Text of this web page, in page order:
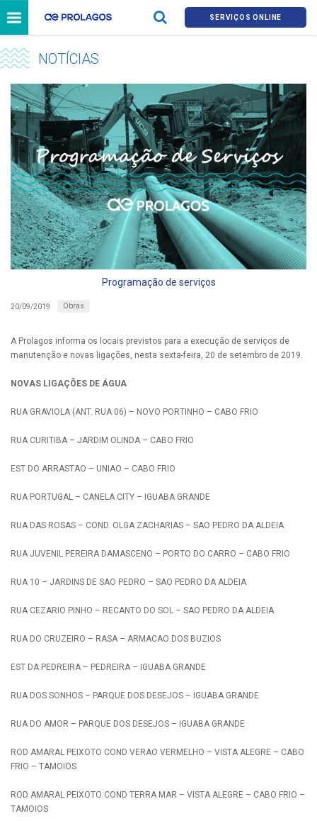
SERVIÇOS ONLINE
NOTÍCIAS
Programação de serviços
20/09/2019 Obras
A Prolagos informa os locais previstos para a execução de serviços de
manutenção e novas ligações, nesta sexta-feira, 20 de setembro de 2019.
NOVAS LIGAÇÕES DE ÁGUA
RUA GRAVIOLA (ANT. RUA 06) – NOVO PORTINHO – CABO FRIO
RUA CURITIBA – JARDIM OLINDA – CABO FRIO
EST DO ARRASTAO – UNIAO – CABO FRIO
RUA PORTUGAL – CANELA CITY – IGUABA GRANDE
RUA DAS ROSAS – COND. OLGA ZACHARIAS – SAO PEDRO DA ALDEIA
RUA JUVENIL PEREIRA DAMASCENO – PORTO DO CARRO – CABO FRIO
RUA 10 – JARDINS DE SAO PEDRO – SAO PEDRO DA ALDEIA
RUA CEZARIO PINHO – RECANTO DO SOL – SAO PEDRO DA ALDEIA
RUA DO CRUZEIRO – RASA – ARMACAO DOS BUZIOS
EST DA PEDREIRA – PEDREIRA – IGUABA GRANDE
RUA DOS SONHOS – PARQUE DOS DESEJOS – IGUABA GRANDE
RUA DO AMOR – PARQUE DOS DESEJOS – IGUABA GRANDE
ROD AMARAL PEIXOTO COND VERAO VERMELHO – VISTA ALEGRE – CABO
FRIO – TAMOIOS
ROD AMARAL PEIXOTO COND TERRA MAR – VISTA ALEGRE – CABO FRIO –
TAMOIOS